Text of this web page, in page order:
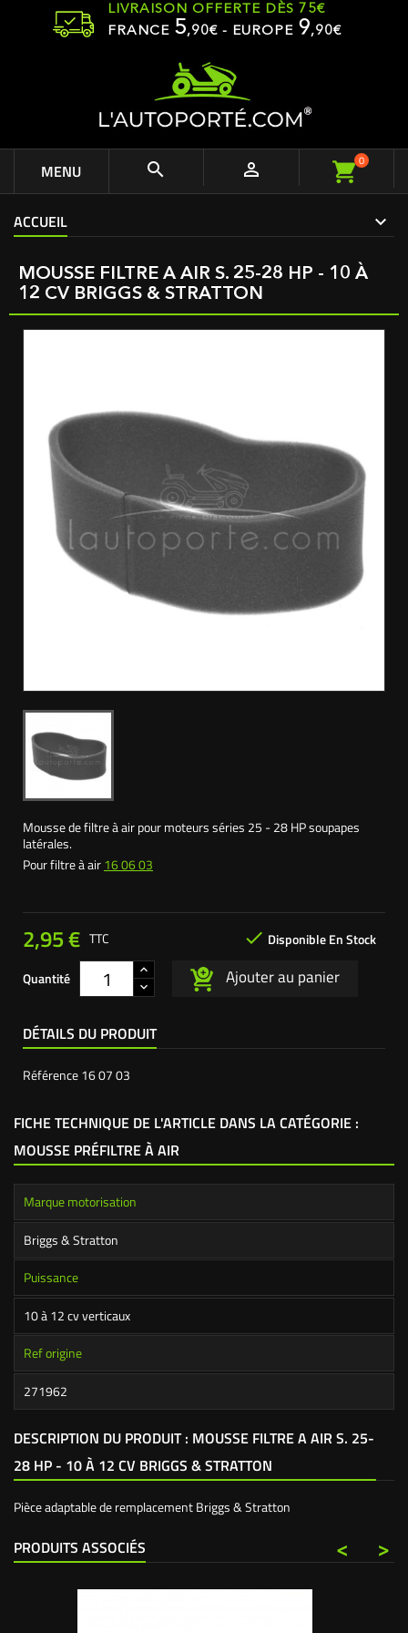
LIVRAISON OFFERTE DÈS 75€
FRANCE 5,90€ - EUROPE 9,90€
MENU   0
ACCUEIL
MOUSSE FILTRE A AIR S. 25-28 HP - 10 À
12 CV BRIGGS & STRATTON
Mousse de filtre à air pour moteurs séries 25 - 28 HP soupapes
latérales.
Pour filtre à air16 06 03
2,95 €  Disponible En Stock
TTC
Quantité Ajouter au panier
DÉTAILS DU PRODUIT
Référence16 07 03
FICHE TECHNIQUE DE L'ARTICLE DANS LA CATÉGORIE :
MOUSSE PRÉFILTRE À AIR
Marque motorisation
Briggs & Stratton
Puissance
10 à 12 cv verticaux
Ref origine
271962
DESCRIPTION DU PRODUIT : MOUSSE FILTRE A AIR S. 25-
28 HP - 10 À 12 CV BRIGGS & STRATTON
Pièce adaptable de remplacement Briggs & Stratton
PRODUITS ASSOCIÉS >
<